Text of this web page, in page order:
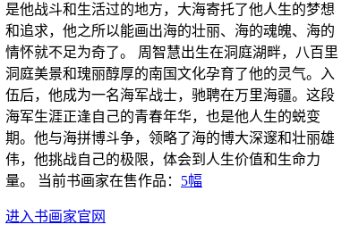
是他战斗和生活过的地方，大海寄托了他人生的梦想
和追求，他之所以能画出海的壮丽、海的魂魄、海的
情怀就不足为奇了。 周智慧出生在洞庭湖畔，八百里
洞庭美景和瑰丽醇厚的南国文化孕育了他的灵气。入
伍后，他成为一名海军战士，驰聘在万里海疆。这段
海军生涯正逢自己的青春年华，也是他人生的蜕变
期。他与海拼博斗争，领略了海的博大深邃和壮丽雄
伟，他挑战自己的极限，体会到人生价值和生命力
量。
当前书画家在售作品： 5幅
进入书画家官网